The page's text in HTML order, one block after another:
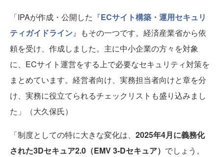
「IPAが作成・公開した『ECサイト構築・運用セキュリ
ティガイドライン』もその一つです。経済産業省から依
頼を受け、作成しました。主に中小企業の方々を対象
に、ECサイト運営をする上で必要なセキュリティ対策を
まとめています。経営者向け、実務担当者向けと章を分
け、実務に役立てられるチェックリストも盛り込みまし
た」（大久保氏）
「制度としての特に大きな変化は、 2025年4月に義務化
された3Dセキュア2.0（EMV 3-Dセキュア） でしょう。